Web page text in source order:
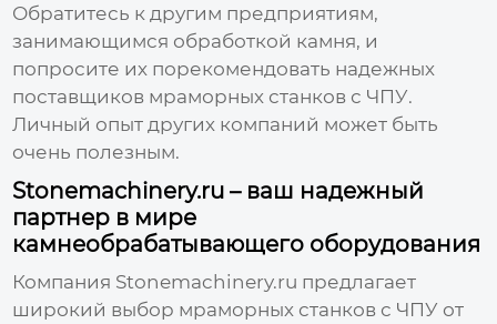
Обратитесь к другим предприятиям,
занимающимся обработкой камня, и
попросите их порекомендовать надежных
поставщиков мраморных станков с ЧПУ.
Личный опыт других компаний может быть
очень полезным.
Stonemachinery.ru – ваш надежный
партнер в мире
камнеобрабатывающего оборудования
Компания Stonemachinery.ru предлагает
широкий выбор мраморных станков с ЧПУ от